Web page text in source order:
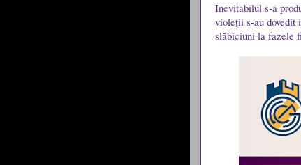
Inevitabilul s-a
violeții s-au dovedit
slăbiciuni la fazele